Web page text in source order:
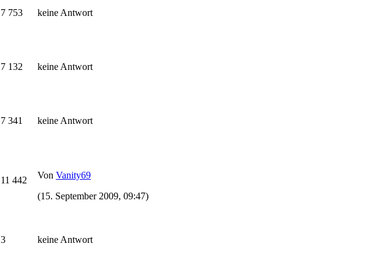
7 753 keine Antwort
7 132 keine Antwort
7 341 keine Antwort
11 442 Von Vanity69
(15. September 2009, 09:47)
3 keine Antwort